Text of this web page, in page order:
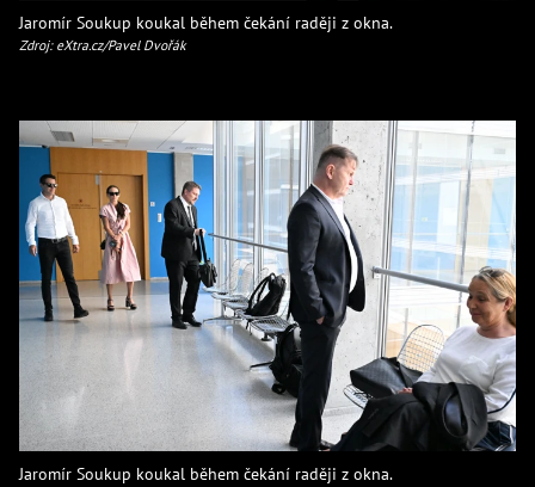
Jaromír Soukup koukal během čekání raději z okna.
Zdroj: eXtra.cz/Pavel Dvořák
Jaromír Soukup koukal během čekání raději z okna.